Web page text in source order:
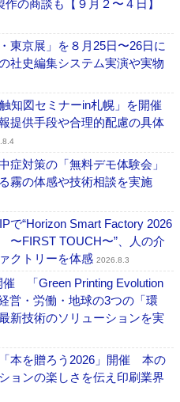
の商談も【９月２〜４日】
京展」を８月25日〜26日に
社史編集システム実演や実物
知図セミナーin札幌」を開催
提供手段や合理的配慮の具体
対策の「無料デモ体験会」
霧の体感や技術相談を実施
で“Horizon Smart Factory 2026
〜FIRST TOUCH〜”、人の介
クトリーを体感 2026.8.3
「Green Printing Evolution
営・労働・地球の3つの「環
新技術のソリューションを実
本を贈ろう2026」開催 本の
ョンの楽しさを伝え印刷業界